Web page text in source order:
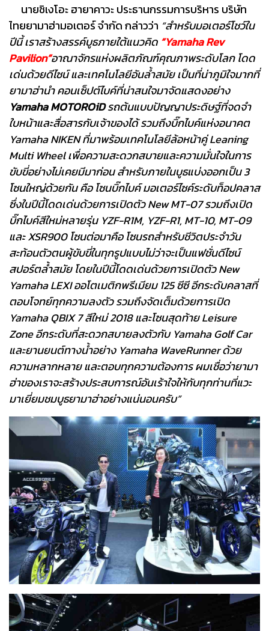
นายชิเงโอะ ฮายาคาวะ ประธานกรรมการบริหาร บริษัท
ไทยยามาฮ่ามอเตอร์ จำกัด กล่าวว่า “สำหรับมอเตอร์โชว์ใน
ปีนี้ เราสร้างสรรค์บูธภายใต้แนวคิด “Yamaha Rev
Pavilion”อาณาจักรแห่งผลิตภัณฑ์คุณภาพระดับโลก โดด
เด่นด้วยดีไซน์ และเทคโนโลยีอันล้ำสมัย เป็นที่น่าภูมิใจมากที่
ยามาฮ่านำ คอนเซ็ปต์ไบค์ที่น่าสนใจมาจัดแสดงอย่าง
Yamaha MOTOROiDรถต้นแบบปัญญาประดิษฐ์ที่จดจำ
ใบหน้าและสื่อสารกับเจ้าของได้ รวมถึงบิ๊กไบค์แห่งอนาคต
Yamaha NIKEN ที่มาพร้อมเทคโนโลยีล้อหน้าคู่ Leaning
Multi Wheel เพื่อความสะดวกสบายและความมั่นใจในการ
ขับขี่อย่างไม่เคยมีมาก่อน สำหรับภายในบูธแบ่งออกเป็น 3
โซนใหญ่ด้วยกัน คือ โซนบิ๊กไบค์ มอเตอร์ไซค์ระดับท็อปคลาส
ซึ่งในปีนี้โดดเด่นด้วยการเปิดตัว New MT-07 รวมถึงเปิด
บิ๊กไบค์สีใหม่หลายรุ่น YZF-R1M, YZF-R1, MT-10, MT-09
และ XSR900 โซนต่อมาคือ โซนรถสำหรับชีวิตประจำวัน
สะท้อนตัวตนผู้ขับขี่ในทุกรูปแบบไม่ว่าจะเป็นแฟชั่นดีไซน์
สปอร์ตล้ำสมัย โดยในปีนี้โดดเด่นด้วยการเปิดตัว New
Yamaha LEXI ออโตเมติกพรีเมียม 125 ซีซี อีกระดับคลาสที่
ตอบโจทย์ทุกความลงตัว รวมถึงจัดเต็มด้วยการเปิด
Yamaha QBIX 7 สีใหม่ 2018 และโซนสุดท้าย Leisure
Zone อีกระดับที่สะดวกสบายลงตัวกับ Yamaha Golf Car
และยานยนต์ทางน้ำอย่าง Yamaha WaveRunner ด้วย
ความหลากหลาย และตอบทุกความต้องการ ผมเชื่อว่ายามา
ฮ่าของเราจะสร้างประสบการณ์อันเร้าใจให้กับทุกท่านที่แวะ
มาเยี่ยมชมบูธยามาฮ่าอย่างแน่นอนครับ”